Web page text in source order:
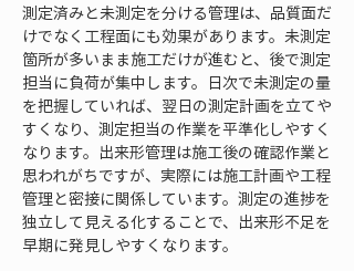
測定済みと未測定を分ける管理は、品質面だ
けでなく工程面にも効果があります。未測定
箇所が多いまま施工だけが進むと、後で測定
担当に負荷が集中します。日次で未測定の量
を把握していれば、翌日の測定計画を立てや
すくなり、測定担当の作業を平準化しやすく
なります。出来形管理は施工後の確認作業と
思われがちですが、実際には施工計画や工程
管理と密接に関係しています。測定の進捗を
独立して見える化することで、出来形不足を
早期に発見しやすくなります。